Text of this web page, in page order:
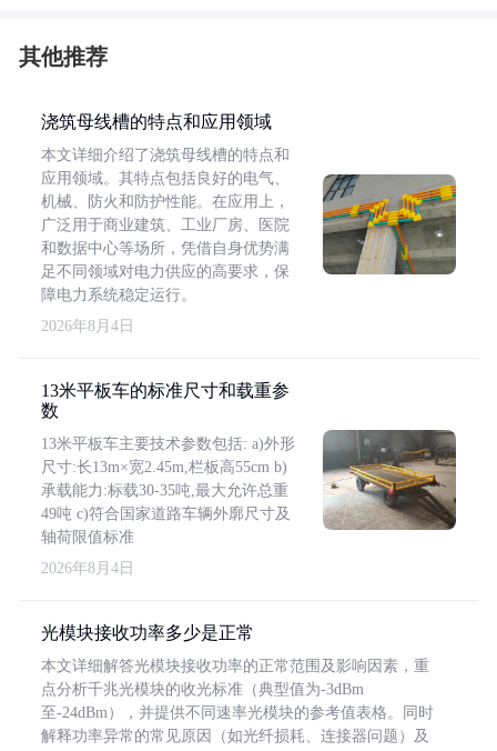
其他推荐
浇筑母线槽的特点和应用领域
本文详细介绍了浇筑母线槽的特点和
应用领域。其特点包括良好的电气、
机械、防火和防护性能。在应用上，
广泛用于商业建筑、工业厂房、医院
和数据中心等场所，凭借自身优势满
足不同领域对电力供应的高要求，保
障电力系统稳定运行。
2026年8月4日
13米平板车的标准尺寸和载重参
数
13米平板车主要技术参数包括: a)外形
尺寸:长13m×宽2.45m,栏板高55cm b)
承载能力:标载30-35吨,最大允许总重
49吨 c)符合国家道路车辆外廓尺寸及
轴荷限值标准
2026年8月4日
光模块接收功率多少是正常
本文详细解答光模块接收功率的正常范围及影响因素，重
点分析千兆光模块的收光标准（典型值为-3dBm
至-24dBm），并提供不同速率光模块的参考值表格。同时
解释功率异常的常见原因（如光纤损耗、连接器问题）及